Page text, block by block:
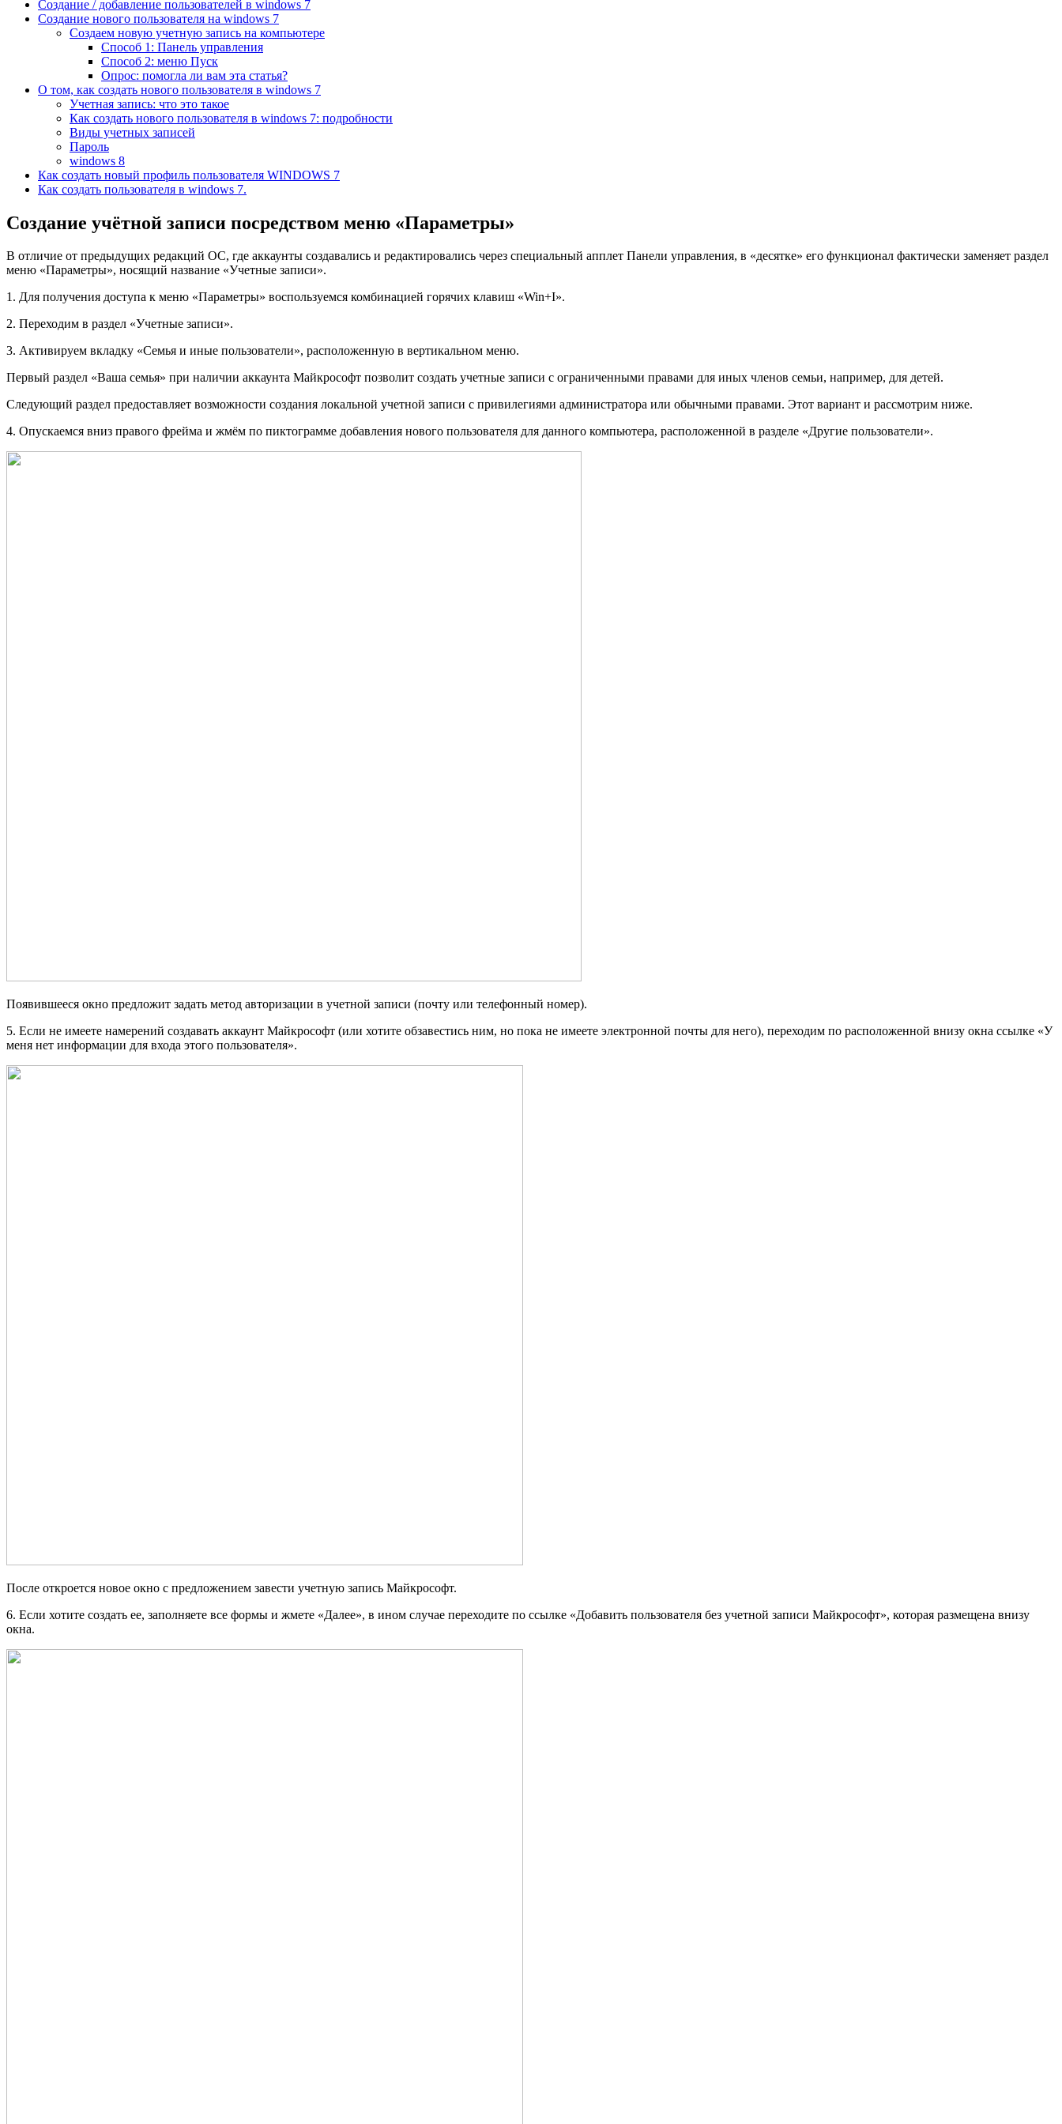
Создание / добавление пользователей в windows 7
Создание нового пользователя на windows 7
Создаем новую учетную запись на компьютере
Способ 1: Панель управления
Способ 2: меню Пуск
Опрос: помогла ли вам эта статья?
О том, как создать нового пользователя в windows 7
Учетная запись: что это такое
Как создать нового пользователя в windows 7: подробности
Виды учетных записей
Пароль
windows 8
Как создать новый профиль пользователя WINDOWS 7
Как создать пользователя в windows 7.
Создание учётной записи посредством меню «Параметры»
В отличие от предыдущих редакций ОС, где аккаунты создавались и редактировались через специальный апплет Панели управления, в «десятке» его функционал фактически заменяет раздел
меню «Параметры», носящий название «Учетные записи».
1. Для получения доступа к меню «Параметры» воспользуемся комбинацией горячих клавиш «Win+I».
2. Переходим в раздел «Учетные записи».
3. Активируем вкладку «Семья и иные пользователи», расположенную в вертикальном меню.
Первый раздел «Ваша семья» при наличии аккаунта Майкрософт позволит создать учетные записи с ограниченными правами для иных членов семьи, например, для детей.
Следующий раздел предоставляет возможности создания локальной учетной записи с привилегиями администратора или обычными правами. Этот вариант и рассмотрим ниже.
4. Опускаемся вниз правого фрейма и жмём по пиктограмме добавления нового пользователя для данного компьютера, расположенной в разделе «Другие пользователи».
Появившееся окно предложит задать метод авторизации в учетной записи (почту или телефонный номер).
5. Если не имеете намерений создавать аккаунт Майкрософт (или хотите обзавестись ним, но пока не имеете электронной почты для него), переходим по расположенной внизу окна ссылке «У
меня нет информации для входа этого пользователя».
После откроется новое окно с предложением завести учетную запись Майкрософт.
6. Если хотите создать ее, заполняете все формы и жмете «Далее», в ином случае переходите по ссылке «Добавить пользователя без учетной записи Майкрософт», которая размещена внизу
окна.